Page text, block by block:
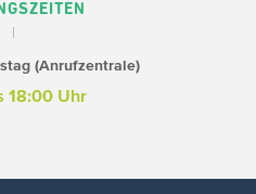
(Anrufzentrale)
18:00 Uhr